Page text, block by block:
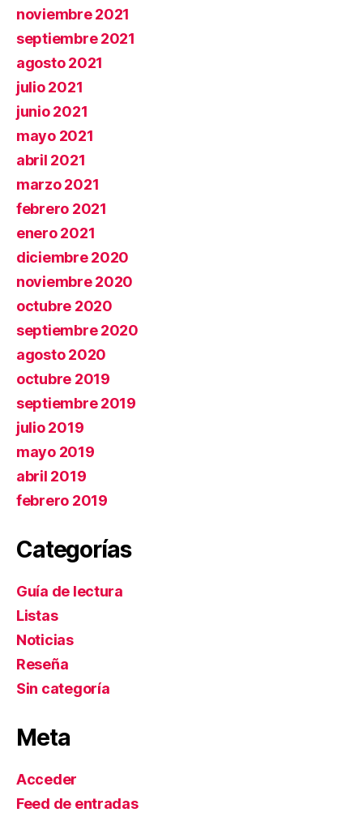
noviembre 2021
septiembre 2021
agosto 2021
julio 2021
junio 2021
mayo 2021
abril 2021
marzo 2021
febrero 2021
enero 2021
diciembre 2020
noviembre 2020
octubre 2020
septiembre 2020
agosto 2020
octubre 2019
septiembre 2019
julio 2019
mayo 2019
abril 2019
febrero 2019
Categorías
Guía de lectura
Listas
Noticias
Reseña
Sin categoría
Meta
Acceder
Feed de entradas